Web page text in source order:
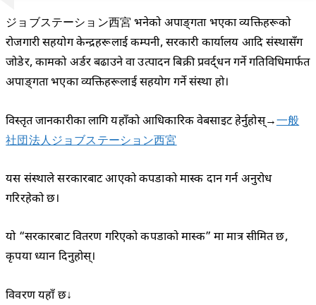
ジョブステーション西宮 भनेको अपाङ्गता भएका व्यक्तिहरूको
रोजगारी सहयोग केन्द्रहरूलाई कम्पनी, सरकारी कार्यालय आदि संस्थासँग
जोडेर, कामको अर्डर बढाउने वा उत्पादन बिक्री प्रवर्द्धन गर्ने गतिविधिमार्फत
अपाङ्गता भएका व्यक्तिहरूलाई सहयोग गर्ने संस्था हो।
विस्तृत जानकारीका लागि यहाँको आधिकारिक वेबसाइट हेर्नुहोस्→一般
社団法人ジョブステーション西宮
यस संस्थाले सरकारबाट आएको कपडाको मास्क दान गर्न अनुरोध
गरिरहेको छ।
यो “सरकारबाट वितरण गरिएको कपडाको मास्क” मा मात्र सीमित छ,
कृपया ध्यान दिनुहोस्।
विवरण यहाँ छ↓